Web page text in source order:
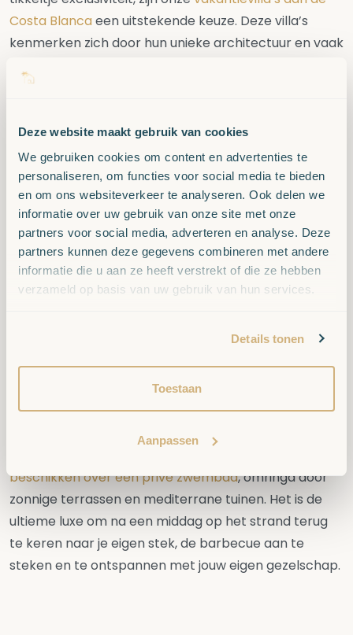
Deze website maakt gebruik van cookies
We gebruiken cookies om content en advertenties te
personaliseren, om functies voor social media te bieden
en om ons websiteverkeer te analyseren. Ook delen we
informatie over uw gebruik van onze site met onze
partners voor social media, adverteren en analyse. Deze
partners kunnen deze gegevens combineren met andere
informatie die u aan ze heeft verstrekt of die ze hebben
verzameld op basis van uw gebruik van hun services.
Details tonen
Toestaan
Aanpassen
Costa Blanca een uitstekende keuze. Deze villa’s
kenmerken zich door hun unieke architectuur en vaak
de indrukwekkende Montgó berg. Een villa biedt net
ruime slaapkamers met airconditioning en royale
buitenruimtes waar je optimaal geniet van de lange
Spaanse avonden. Het aanbod varieert van villa’s
voor 6 tot 20 gasten. Voor de wellness liefhebbers
verhuren wij ookvilla’s met jacuzzi en/of sauna
VAKANTIEHUIZEN AAN DE COSTA
BLANCA MET PRIVÉ ZWEMBAD
Niets voelt beter dan de dag beginnen met een
verfrissende duik, met een heerlijke ochtendzon. Veel
beschikken over een privé zwembad, omringd door
zonnige terrassen en mediterrane tuinen. Het is de
ultieme luxe om na een middag op het strand terug
te keren naar je eigen stek, de barbecue aan te
steken en te ontspannen met jouw eigen gezelschap.